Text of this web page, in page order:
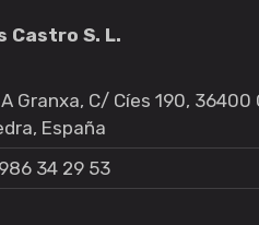
Castro S. L.
Granxa, C/ Cíes 190, 36400
España
34 29 53